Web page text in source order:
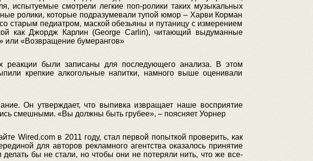
испытуемые смотрели легкие поп-ролики таких музыкальных
ролики, которые подразумевали тупой юмор – Харви Корман
старым педиатром, маской обезьяны и путаницу с измерением
как Джордж Карлин (George Carlin), читающий выдуманные
или «Возвращение бумерангов»
реакции были записаны для последующего анализа. В этом
крепкие алкогольные напитки, намного выше оценивали
Он утверждает, что выпивка извращает наше восприятие
смешными. «Вы должны быть грубее», – поясняет Уорнер
Wired.com в 2011 году, стал первой попыткой проверить, как
для авторов рекламного агентства оказалось принятие
бы не стали, но чтобы они не потеряли нить, что же все-